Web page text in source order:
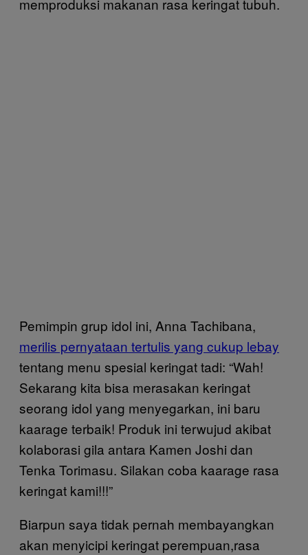
memproduksi makanan rasa keringat tubuh.
Pemimpin grup idol ini, Anna Tachibana,
merilis pernyataan tertulis yang cukup lebay
tentang menu spesial keringat tadi: “Wah!
Sekarang kita bisa merasakan keringat
seorang idol yang menyegarkan, ini baru
kaarage terbaik! Produk ini terwujud akibat
kolaborasi gila antara Kamen Joshi dan
Tenka Torimasu. Silakan coba kaarage rasa
keringat kami!!!”
Biarpun saya tidak pernah membayangkan
akan menyicipi keringat perempuan,rasa